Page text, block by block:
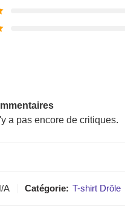
a pas encore de critiques.
A Catégorie: T-shirt Drôle